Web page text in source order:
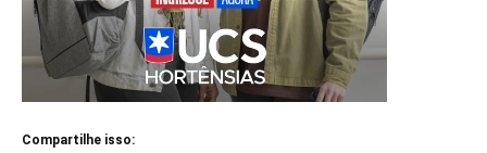
Compartilhe isso: